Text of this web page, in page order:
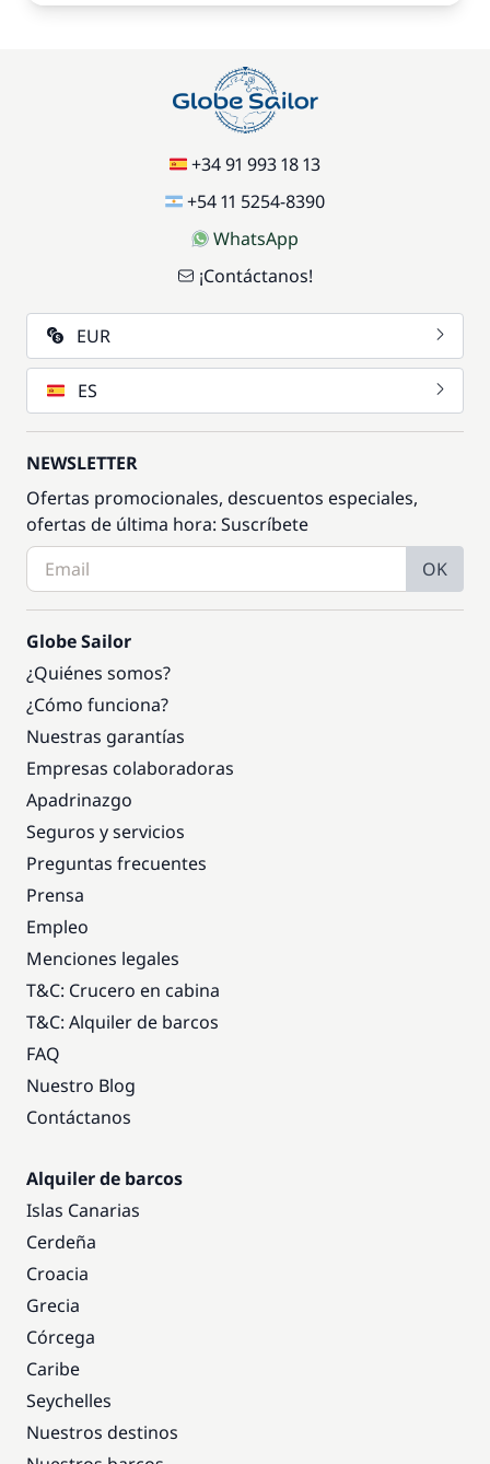
+34 91 993 18 13
+54 11 5254-8390
WhatsApp
¡Contáctanos!
EUR
ES
NEWSLETTER
Ofertas promocionales, descuentos especiales,
ofertas de última hora: Suscríbete
OK
Globe Sailor
¿Quiénes somos?
¿Cómo funciona?
Nuestras garantías
Empresas colaboradoras
Apadrinazgo
Seguros y servicios
Preguntas frecuentes
Prensa
Empleo
Menciones legales
T&C: Crucero en cabina
T&C: Alquiler de barcos
FAQ
Nuestro Blog
Contáctanos
Alquiler de barcos
Islas Canarias
Cerdeña
Croacia
Grecia
Córcega
Caribe
Seychelles
Nuestros destinos